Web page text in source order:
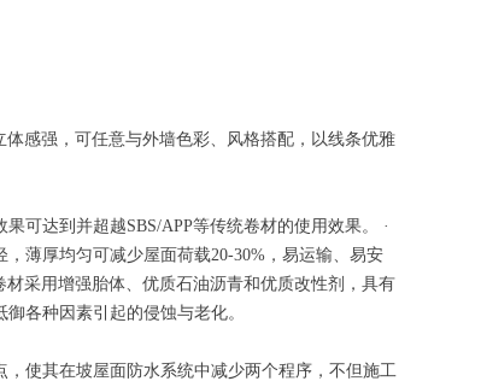
感强，可任意与外墙色彩、风格搭配，以线条优雅
达到并超越SBS/APP等传统卷材的使用效果。 ·
薄厚均匀可减少屋面荷载20-30%，易运输、易安
采用增强胎体、优质石油沥青和优质改性剂，具有
各种因素引起的侵蚀与老化。
使其在坡屋面防水系统中减少两个程序，不但施工